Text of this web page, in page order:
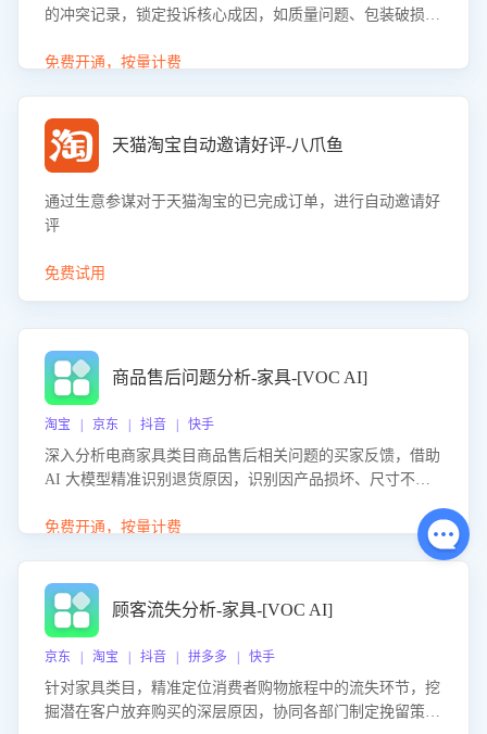
的冲突记录，锁定投诉核心成因，如质量问题、包装破损
置差评防控，提升客户满意度。
免费开通，按量计费
天猫淘宝自动邀请好评-八爪鱼
通过生意参谋对于天猫淘宝的已完成订单，进行自动邀请好
评
免费试用
商品售后问题分析-家具-[VOC AI]
淘宝 | 京东 | 抖音 | 快手
深入分析电商家具类目商品售后相关问题的买家反馈，借助
AI 大模型精准识别退货原因，识别因产品损坏、尺寸不符
力商家优化产品或服务，实现销售额的显著提升。
免费开通，按量计费
顾客流失分析-家具-[VOC AI]
京东 | 淘宝 | 抖音 | 拼多多 | 快手
针对家具类目，精准定位消费者购物旅程中的流失环节，挖
掘潜在客户放弃购买的深层原因，协同各部门制定挽留策